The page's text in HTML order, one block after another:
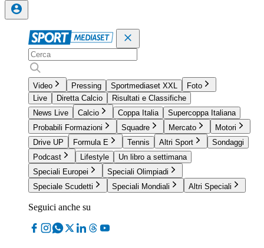
Video Pressing Sportmediaset XXL
Foto
Live
Diretta Calcio
Risultati e Classifiche
News Live
Calcio Coppa Italia
Supercoppa Italiana
Probabili Formazioni
Squadre Mercato
Motori
Drive UP
Formula E Tennis Altri Sport
Sondaggi
Podcast
Lifestyle
Un libro a settimana
Speciali Europei
Speciali Olimpiadi
Speciale Scudetti
Speciali Mondiali Altri Speciali
Seguici anche su